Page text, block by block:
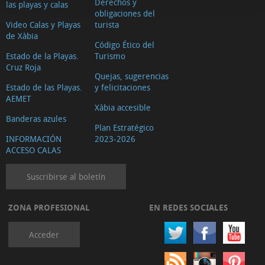
las playas y calas
Video Calas y Playas
de Xàbia
Estado de la Playas.
Cruz Roja
Estado de las Playas.
AEMET
Banderas azules
INFORMACIÓN
ACCESO CALAS
Derechos y
obligaciones del
turista
Código Ético del
Turismo
Quejas, sugerencias
y felicitaciones
Xàbia accesible
Plan Estratégico
2023-2026
Suscribirse al boletín
ZONA PROFESIONAL
Acceder
EN REDES SOCIALES